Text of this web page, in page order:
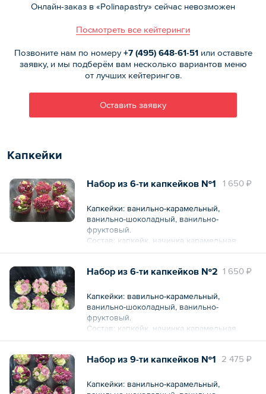
Онлайн-заказ в «Polinapastry» сейчас невозможен
Посмотреть все кейтеринги
Позвоните нам по номеру+7 (495) 648-61-51или оставьте
заявку, и мы подберём вам несколько вариантов меню
от лучших кейтерингов.
Оставить заявку
Капкейки
1 650 ₽
Набор из 6-ти капкейков №1
Капкейки: ванильно-карамельный,
ванильно-шоколадный, ванильно-
фруктовый.
Состав: капкейк, начинка карамельная,
начинка шоколадная, ягодное кули,
Вес: 600 г
1 650 ₽
Набор из 6-ти капкейков №2
Капкейки: вавильно-карамельный,
ванильно-шоколадный, ванильно-
фруктовый.
Состав: капкейк, начинка карамельная,
начинка шоколадная, ягодное кули,
Вес: 400 г
2 475 ₽
Набор из 9-ти капкейков №1
Капкейки: ванильно-карамельный,